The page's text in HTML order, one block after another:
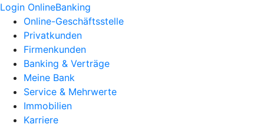
Login OnlineBanking
Online-Geschäftsstelle
Privatkunden
Firmenkunden
Banking & Verträge
Meine Bank
Service & Mehrwerte
Immobilien
Karriere